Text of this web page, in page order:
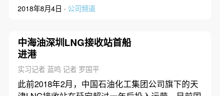
2018年8月4日 · 公司频道
中海油深圳LNG接收站首船
进港
实习记者 蓝鸣 记者 罗国平
此前2018年2月，中国石油化工集团公司旗下的天